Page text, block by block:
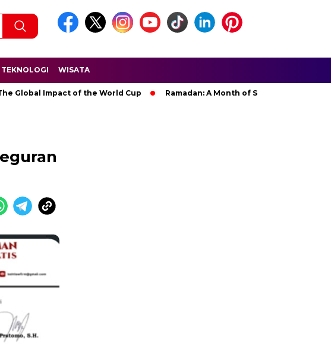
TEKNOLOGI WISATA
Impact of the World Cup Ramadan: A Month of Spiritual Reflection,